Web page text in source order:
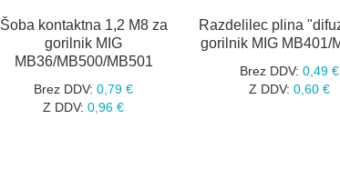
Šoba kontaktna 1,2 M8 za
gorilnik MIG
MB36/MB500/MB501
Brez DDV: 0,79 €
Z DDV: 0,96 €
Razdelilec plina
gorilnik MIG MB401/
Brez DDV: 0,49 €
Z DDV: 0,60 €